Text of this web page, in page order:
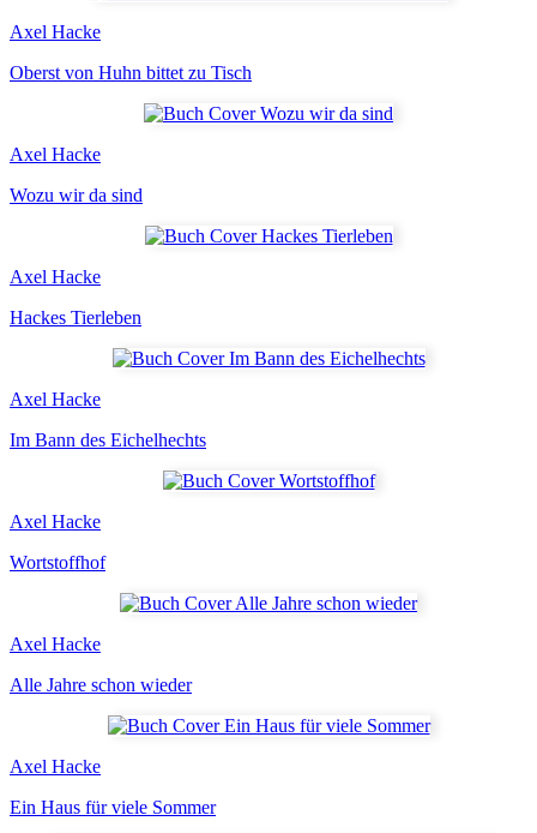
Axel Hacke
Oberst von Huhn bittet zu Tisch
Axel Hacke
Wozu wir da sind
Axel Hacke
Hackes Tierleben
Axel Hacke
Im Bann des Eichelhechts
Axel Hacke
Wortstoffhof
Axel Hacke
Alle Jahre schon wieder
Axel Hacke
Ein Haus für viele Sommer